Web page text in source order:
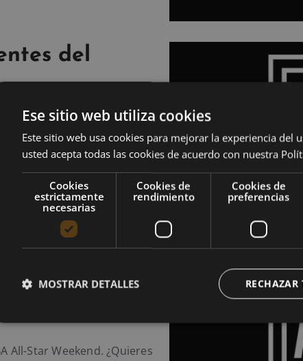
del
NBA All-Star Weekend. En
titulares pero, ¿quiénes
del
All-Star Weekend. ¿Quieres
Ese sitio web utiliza cookies
Este sitio web usa cookies para mejorar la experiencia del
usted acepta todas las cookies de acuerdo con nuestra
Cookies
estrictamente
necesarias
Cookies de
rendimiento
Cookies de
preferencias
RECHAZAR
MOSTRAR DETALLES